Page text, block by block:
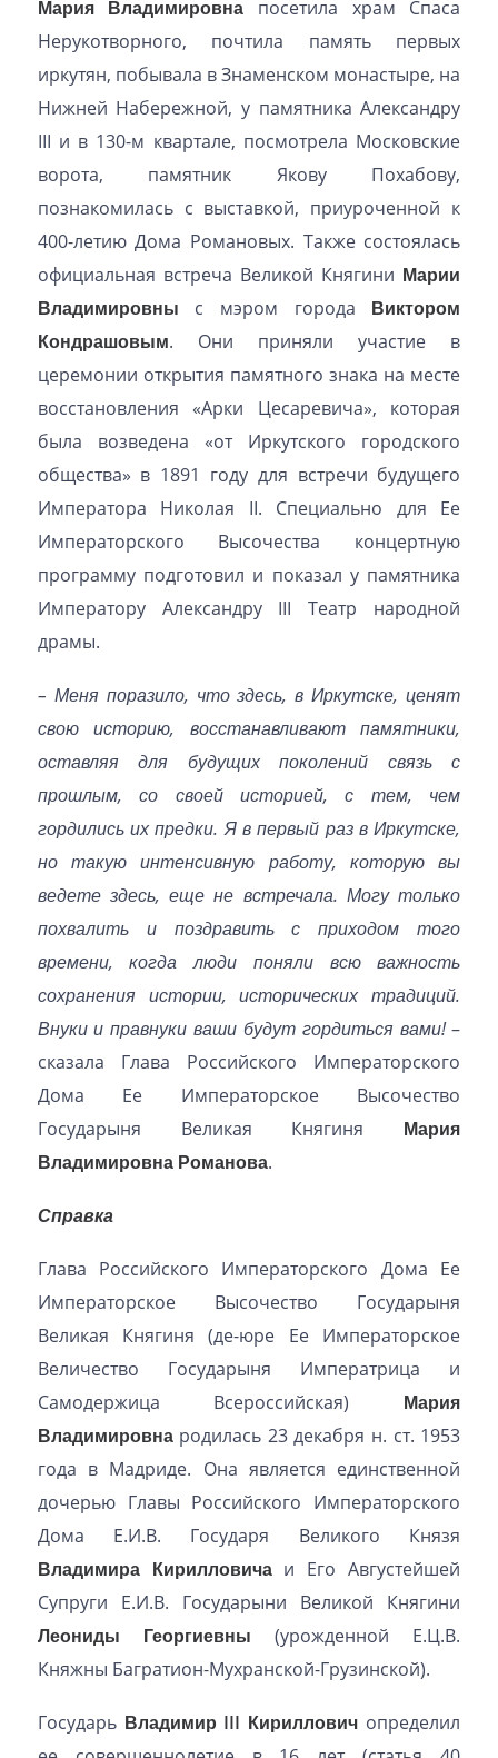
Мария Владимировна посетила храм Спаса
Нерукотворного, почтила память первых
иркутян, побывала в Знаменском монастыре, на
Нижней Набережной, у памятника Александру
III и в 130-м квартале, посмотрела Московские
ворота, памятник Якову Похабову,
познакомилась с выставкой, приуроченной к
400-летию Дома Романовых. Также состоялась
официальная встреча Великой Княгини Марии
Владимировны с мэром города Виктором
Кондрашовым. Они приняли участие в
церемонии открытия памятного знака на месте
восстановления «Арки Цесаревича», которая
была возведена «от Иркутского городского
общества» в 1891 году для встречи будущего
Императора Николая II. Специально для Ее
Императорского Высочества концертную
программу подготовил и показал у памятника
Императору Александру III Театр народной
драмы.
– Меня поразило, что здесь, в Иркутске, ценят
свою историю, восстанавливают памятники,
оставляя для будущих поколений связь с
прошлым, со своей историей, с тем, чем
гордились их предки. Я в первый раз в Иркутске,
но такую интенсивную работу, которую вы
ведете здесь, еще не встречала. Могу только
похвалить и поздравить с приходом того
времени, когда люди поняли всю важность
сохранения истории, исторических традиций.
Внуки и правнуки ваши будут гордиться вами!–
сказала Глава Российского Императорского
Дома Ее Императорское Высочество
Государыня Великая Княгиня Мария
Владимировна Романова.
Справка
Глава Российского Императорского Дома Ее
Императорское Высочество Государыня
Великая Княгиня (де-юре Ее Императорское
Величество Государыня Императрица и
Самодержица Всероссийская) Мария
Владимировнародилась 23 декабря н. ст. 1953
года в Мадриде. Она является единственной
дочерью Главы Российского Императорского
Дома Е.И.В. Государя Великого Князя
Владимира Кирилловичаи Его Августейшей
Супруги Е.И.В. Государыни Великой Княгини
Леониды Георгиевны (урожденной Е.Ц.В.
Княжны Багратион-Мухранской-Грузинской).
Государь Владимир III Кириллович определил